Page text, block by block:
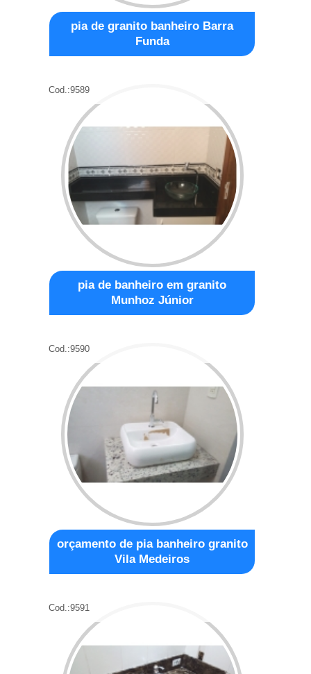
pia de granito banheiro Barra
Funda
Cod.:9589
pia de banheiro em granito
Munhoz Júnior
Cod.:9590
orçamento de pia banheiro granito
Vila Medeiros
Cod.:9591